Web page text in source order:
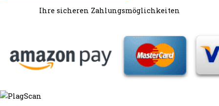
Ihre sicheren Zahlungsmöglichkeiten